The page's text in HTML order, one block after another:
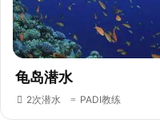
龟岛潜水
2次潜水 PADI教练